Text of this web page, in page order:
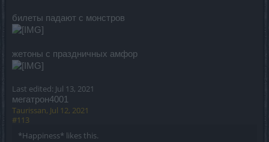
билеты падают с монстров
жетоны с праздничных амфор
Last edited: Jul 13, 2021
мегатрон4001
Taurissan, Jul 12, 2021
#113
*Happiness* likes this.